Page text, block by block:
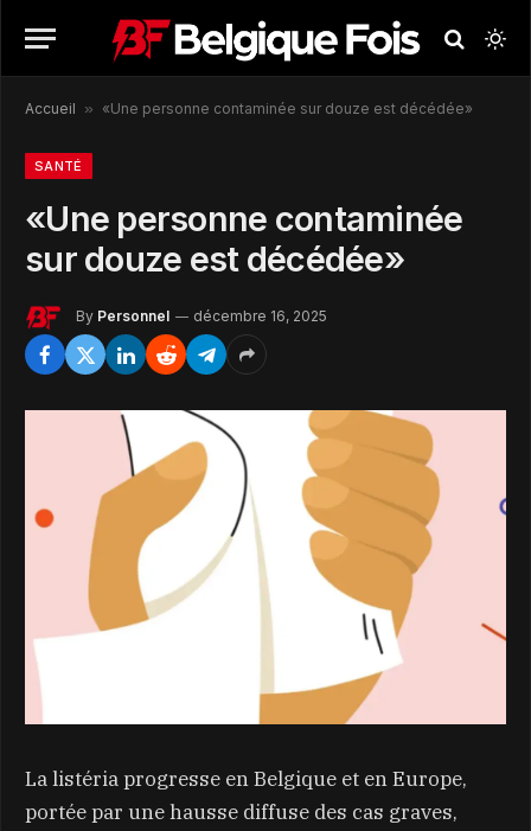
Accueil » «Une personne contaminée sur douze est décédée»
SANTÉ
«Une personne contaminée
sur douze est décédée»
By Personnel décembre 16, 2025
La listéria progresse en Belgique et en Europe,
portée par une hausse diffuse des cas graves,